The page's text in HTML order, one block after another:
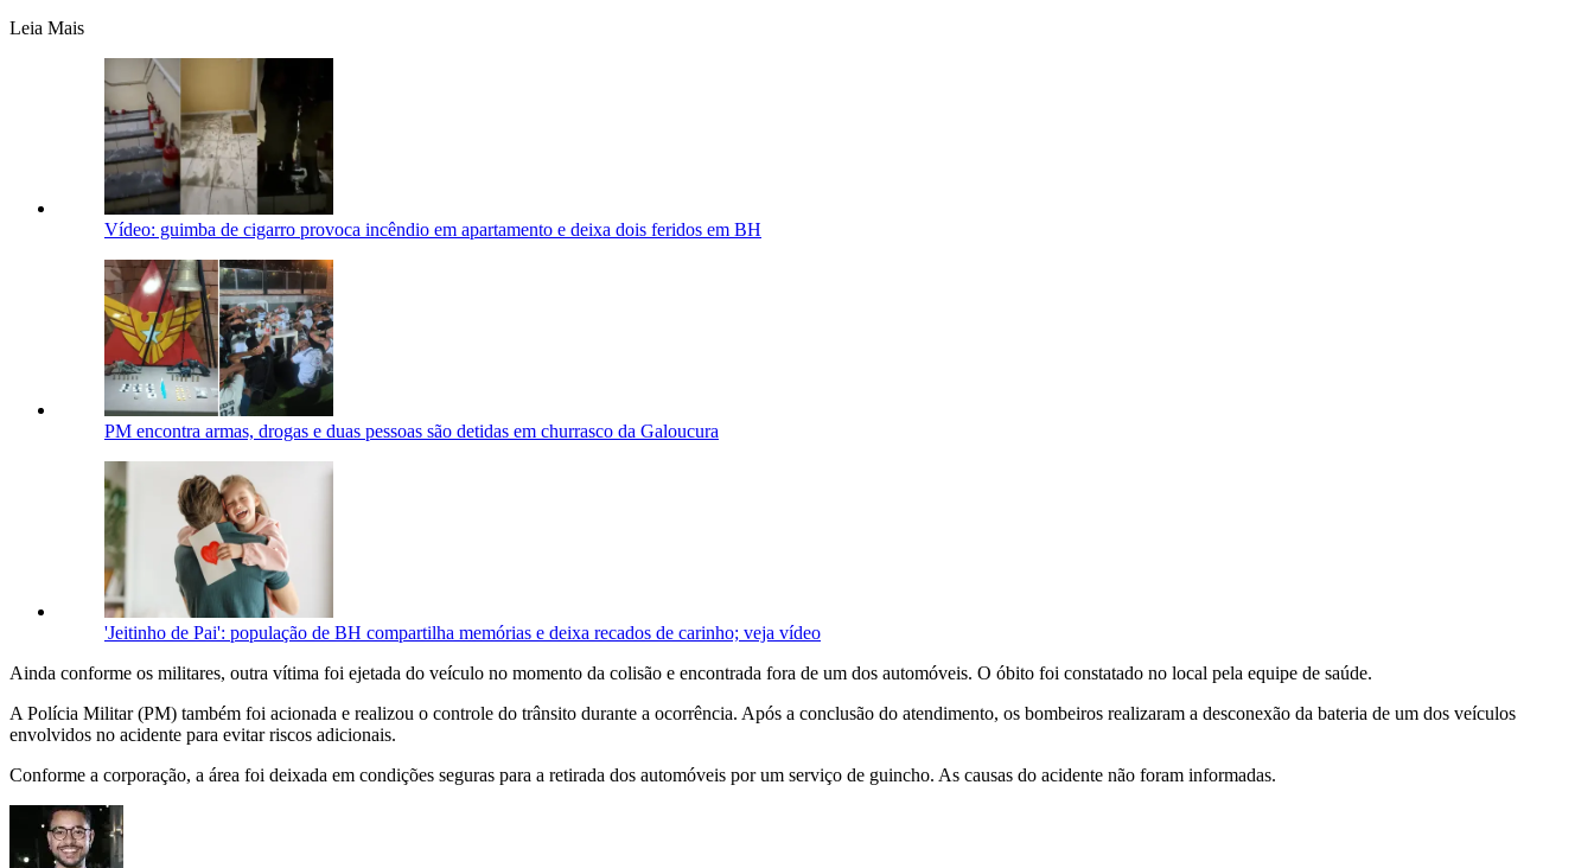
Leia Mais
Vídeo: guimba de cigarro provoca incêndio em apartamento e deixa dois feridos em BH
PM encontra armas, drogas e duas pessoas são detidas em churrasco da Galoucura
'Jeitinho de Pai': população de BH compartilha memórias e deixa recados de carinho; veja vídeo
Ainda conforme os militares, outra vítima foi ejetada do veículo no momento da colisão e encontrada fora de um dos automóveis. O óbito foi constatado no local pela equipe de saúde.
A Polícia Militar (PM) também foi acionada e realizou o controle do trânsito durante a ocorrência. Após a conclusão do atendimento, os bombeiros realizaram a desconexão da bateria de um dos veículos
envolvidos no acidente para evitar riscos adicionais.
Conforme a corporação, a área foi deixada em condições seguras para a retirada dos automóveis por um serviço de guincho. As causas do acidente não foram informadas.